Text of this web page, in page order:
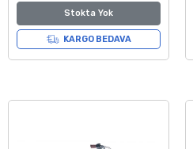
Stokta Yok
KARGO BEDAVA